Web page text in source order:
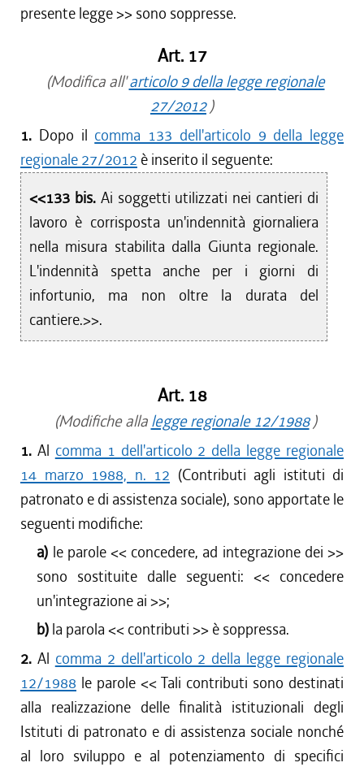
presente legge>> sono soppresse.
Art. 17
(Modifica all'articolo 9 della legge regionale
27/2012)
1. Dopo il comma 133 dell'articolo 9 della legge
regionale 27/2012 è inserito il seguente:
<<133 bis. Ai soggetti utilizzati nei cantieri di
lavoro è corrisposta un'indennità giornaliera
nella misura stabilita dalla Giunta regionale.
L'indennità spetta anche per i giorni di
infortunio, ma non oltre la durata del
cantiere.>>.
Art. 18
(Modifiche alla legge regionale 12/1988)
1. Al comma 1 dell'articolo 2 della legge regionale
14 marzo 1988, n. 12 (Contributi agli istituti di
patronato e di assistenza sociale), sono apportate le
seguenti modifiche:
a) le parole << concedere, ad integrazione dei >>
sono sostituite dalle seguenti: << concedere
un'integrazione ai >>;
b) la parola << contributi >> è soppressa.
2. Al comma 2 dell'articolo 2 della legge regionale
12/1988 le parole <<Tali contributi sono destinati
alla realizzazione delle finalità istituzionali degli
Istituti di patronato e di assistenza sociale nonché
al loro sviluppo e al potenziamento di specifici